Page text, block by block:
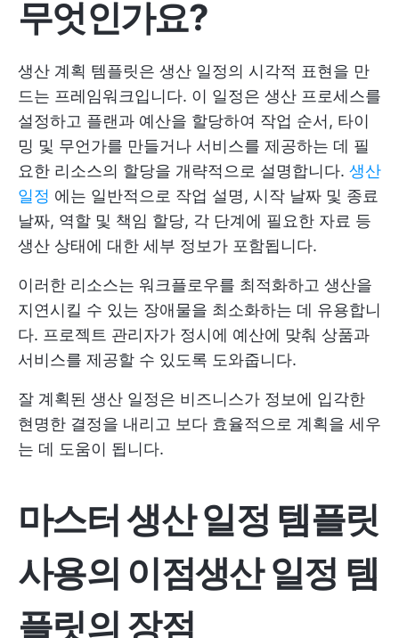
무엇인가요?
생산 계획 템플릿은 생산 일정의 시각적 표현을 만
드는 프레임워크입니다. 이 일정은 생산 프로세스를
설정하고 플랜과 예산을 할당하여 작업 순서, 타이
밍 및 무언가를 만들거나 서비스를 제공하는 데 필
요한 리소스의 할당을 개략적으로 설명합니다. 생산
일정 에는 일반적으로 작업 설명, 시작 날짜 및 종료
날짜, 역할 및 책임 할당, 각 단계에 필요한 자료 등
생산 상태에 대한 세부 정보가 포함됩니다.
이러한 리소스는 워크플로우를 최적화하고 생산을
지연시킬 수 있는 장애물을 최소화하는 데 유용합니
다. 프로젝트 관리자가 정시에 예산에 맞춰 상품과
서비스를 제공할 수 있도록 도와줍니다.
잘 계획된 생산 일정은 비즈니스가 정보에 입각한
현명한 결정을 내리고 보다 효율적으로 계획을 세우
는 데 도움이 됩니다.
마스터 생산 일정 템플릿
사용의 이점생산 일정 템
플릿의 장점